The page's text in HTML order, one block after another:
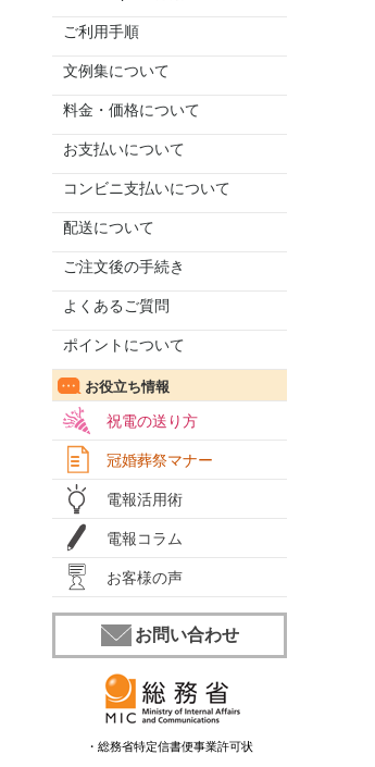
ご利用手順
文例集について
料金・価格について
お支払いについて
コンビニ支払いについて
配送について
ご注文後の手続き
よくあるご質問
ポイントについて
お役立ち情報
祝電の送り方
冠婚葬祭マナー
電報活用術
電報コラム
お客様の声
お問い合わせ
・総務省特定信書便事業許可状